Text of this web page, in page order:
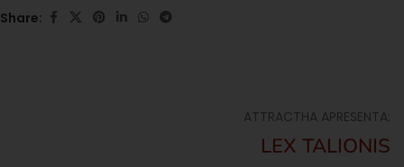
Share:
ATTRACTHA APRESENTA:
LEX TALIONIS